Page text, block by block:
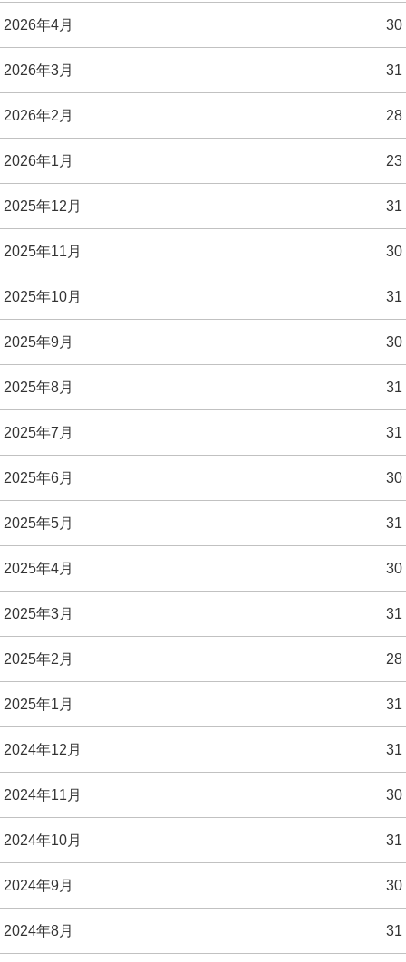
2026年4月 30
2026年3月 31
2026年2月 28
2026年1月 23
2025年12月 31
2025年11月 30
2025年10月 31
2025年9月 30
2025年8月 31
2025年7月 31
2025年6月 30
2025年5月 31
2025年4月 30
2025年3月 31
2025年2月 28
2025年1月 31
2024年12月 31
2024年11月 30
2024年10月 31
2024年9月 30
2024年8月 31